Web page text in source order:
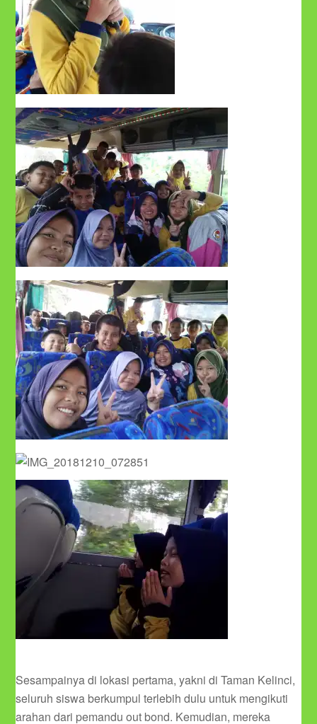
Sesampainya di lokasi pertama, yakni di Taman Kelinci,
seluruh siswa berkumpul terlebih dulu untuk mengikuti
arahan dari pemandu out bond. Kemudian, mereka